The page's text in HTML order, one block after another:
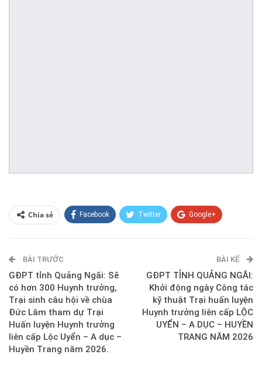
Chia sẻ Facebook Twitter Google+
E-mail
BÀI TRƯỚC
GĐPT tỉnh Quảng Ngãi: Sẽ
có hơn 300 Huynh trưởng,
Trại sinh câu hội về chùa
Đức Lâm tham dự Trại
Huấn luyện Huynh trưởng
liên cấp Lộc Uyển – A dục –
Huyền Trang năm 2026.
BÀI KẾ
GĐPT TỈNH QUẢNG NGÃI:
Khởi động ngày Công tác
kỹ thuật Trại huấn luyện
Huynh trưởng liên cấp LỘC
UYỂN – A DỤC – HUYỀN
TRANG NĂM 2026